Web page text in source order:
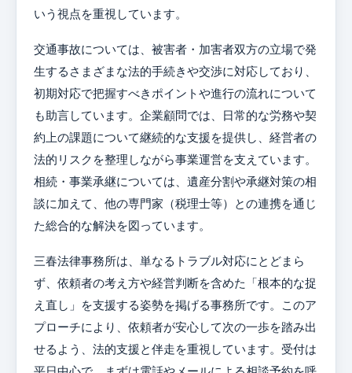
いう視点を重視しています。
交通事故については、被害者・加害者双方の立場で発
生するさまざまな法的手続きや交渉に対応しており、
初期対応で把握すべきポイントや進行の流れについて
も助言しています。企業顧問では、日常的な労務や契
約上の課題について継続的な支援を提供し、経営者の
法的リスクを整理しながら事業運営を支えています。
相続・事業承継については、遺産分割や承継対策の相
談に加えて、他の専門家（税理士等）との連携を通じ
た総合的な解決を図っています。
三春法律事務所は、単なるトラブル対応にとどまら
ず、依頼者の考え方や経営判断を含めた「根本的な捉
え直し」を支援する姿勢を掲げる事務所です。このア
プローチにより、依頼者が安心して次の一歩を踏み出
せるよう、法的支援と伴走を重視しています。受付は